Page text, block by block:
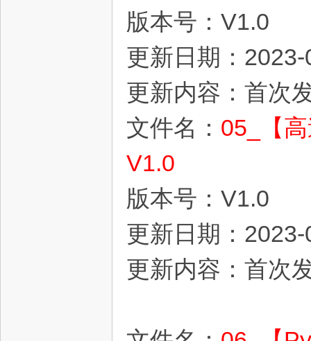
版本号：V1.0
更新日期：
更新内容：首次
文件名： 05_【
V1.0
版本号：V1.0
更新日期：
更新内容：首次